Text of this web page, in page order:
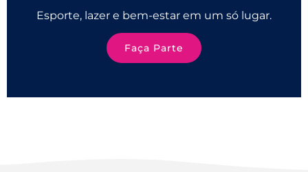
Esporte, lazer e bem-estar em um só lugar.
Faça Parte